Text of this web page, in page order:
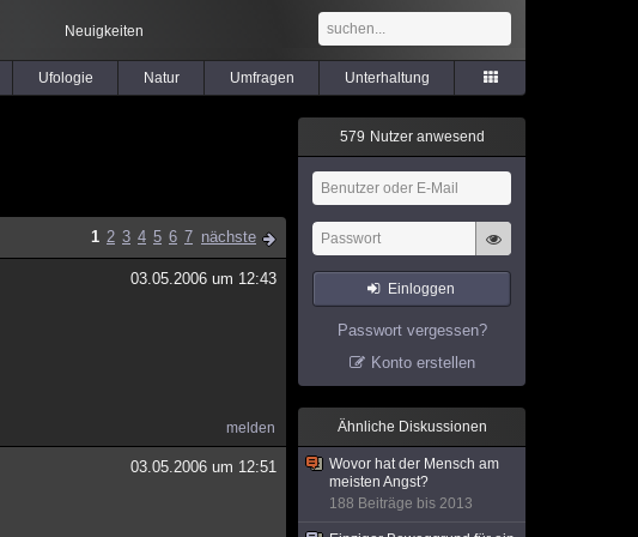
Neuigkeiten
Ufologie Natur Umfragen Unterhaltung
1 2 3 4 5 6 7 nächste
03.05.2006 um 12:43
melden
03.05.2006 um 12:51
579 Nutzer anwesend
Einloggen
Passwort vergessen?
Konto erstellen
Ähnliche Diskussionen
Wovor hat der Mensch am
meisten Angst?
188 Beiträge bis 2013